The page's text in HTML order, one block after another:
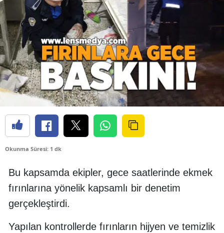
Okunma Süresi: 1 dk
Bu kapsamda ekipler, gece saatlerinde ekmek
fırınlarına yönelik kapsamlı bir denetim
gerçekleştirdi.
Yapılan kontrollerde fırınların hijyen ve temizlik